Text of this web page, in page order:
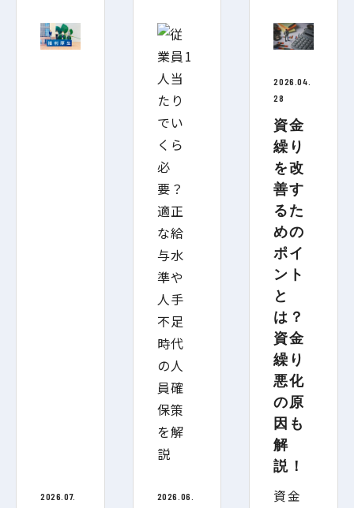
2026.07.
2026.06.
2026.04.
28
資金
繰り
を改
善す
るた
めの
ポイ
ント
と
は？
資金
繰り
悪化
の原
因も
解
説！
資金